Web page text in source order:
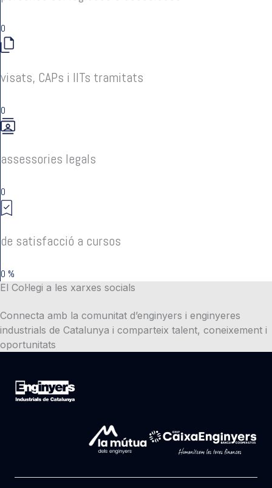
0
visats, CAPs i IITs tramitats
0
assessories legals
0
de satisfacció a cursos
0 %
El Col·legi a les xarxes socials
Connecta amb la comunitat d’enginyers i enginyeres
industrials de Catalunya i comparteix talent, coneixement i
oportunitats